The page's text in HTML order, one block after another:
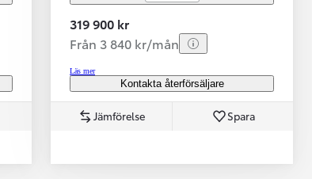
319 900 kr
Från 3 840 kr/mån
Läs mer
Kontakta återförsäljare
Jämförelse Spara